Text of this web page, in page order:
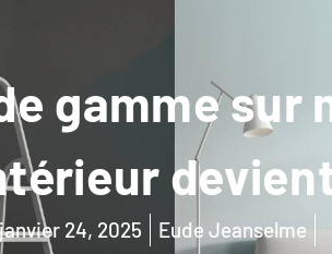
gamme sur
24, 2025 Eude Jeanselme